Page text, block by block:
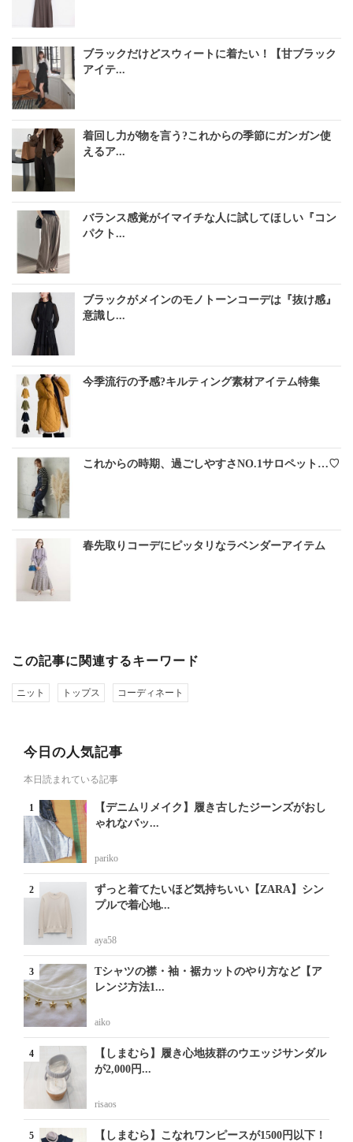
ブラックだけどスウィートに着たい！【甘ブラック
アイテ...
着回し力が物を言う?これからの季節にガンガン使
えるア...
バランス感覚がイマイチな人に試してほしい『コン
パクト...
ブラックがメインのモノトーンコーデは『抜け感』
意識し...
今季流行の予感?キルティング素材アイテム特集
これからの時期、過ごしやすさNO.1サロペット…♡
春先取りコーデにピッタリなラベンダーアイテム
この記事に関連するキーワード
ニット トップス コーディネート
今日の人気記事
本日読まれている記事
【デニムリメイク】履き古したジーンズがおし
ゃれなバッ...
pariko
ずっと着てたいほど気持ちいい【ZARA】シン
プルで着心地...
aya58
Tシャツの襟・袖・裾カットのやり方など【ア
レンジ方法1...
aiko
【しまむら】履き心地抜群のウエッジサンダル
が2,000円...
risaos
【しまむら】こなれワンピースが1500円以下！